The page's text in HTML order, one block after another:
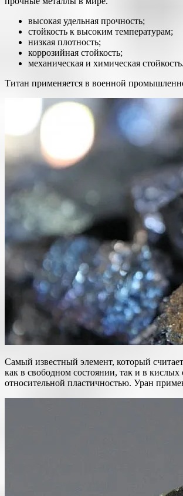
высокая удельная прочность;
стойкость к высоким температурам;
низкая плотность;
коррозийная стойкость;
механическая и химическая стойкость.
Титан применяется в военной
Самый известный элемент, который
как в свободном состоянии, так и в
относительной пластичностью. Уран